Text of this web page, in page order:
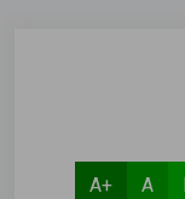
Α+ Α